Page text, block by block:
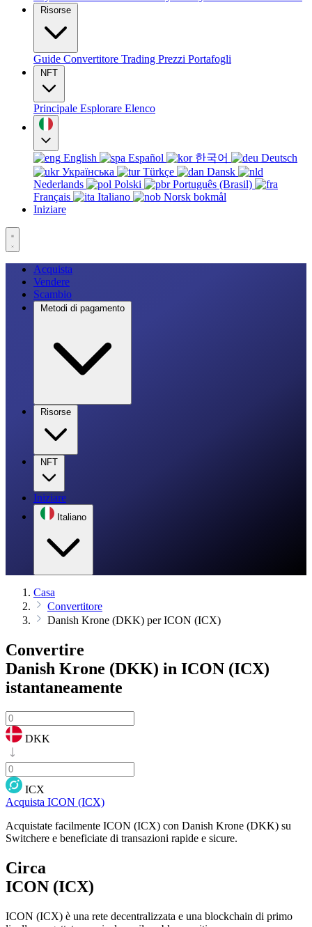
Risorse
Guide Convertitore Trading Prezzi Portafogli
NFT
Principale Esplorare Elenco
English Español 한국어
Deutsch
Українська
Türkçe
Dansk
Nederlands
Polski
Português (Brasil)
Français
Italiano
Norsk bokmål
Iniziare
Acquista
Vendere
Scambio
Metodi di pagamento
Risorse
NFT
Iniziare
Italiano
Casa
Convertitore
Danish Krone (DKK) per ICON (ICX)
Convertire
Danish Krone (DKK) in ICON (ICX)
istantaneamente
DKK
ICX
Acquista ICON (ICX)
Acquistate facilmente ICON (ICX) con Danish Krone (DKK) su
Switchere e beneficiate di transazioni rapide e sicure.
Circa
ICON (ICX)
ICON (ICX) è una rete decentralizzata e una blockchain di primo